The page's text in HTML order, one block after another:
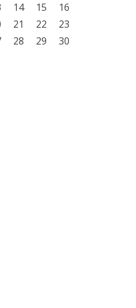
14 15
16
21 22
23
28 29
30